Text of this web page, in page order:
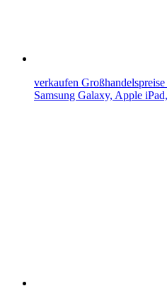
verkaufen
Samsung Galaxy, Apple